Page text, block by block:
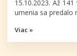
15.10.2023. Až
umenia sa predalo
Viac »